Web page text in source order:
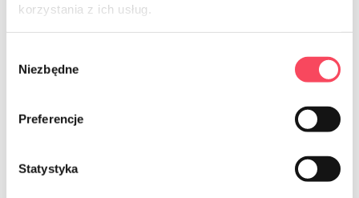
korzystania z ich usług.
zgody
Niezbędne
Preferencje
Statystyka
Festa all'aperto? Tazze di plastica monouso
sarà perfetto!